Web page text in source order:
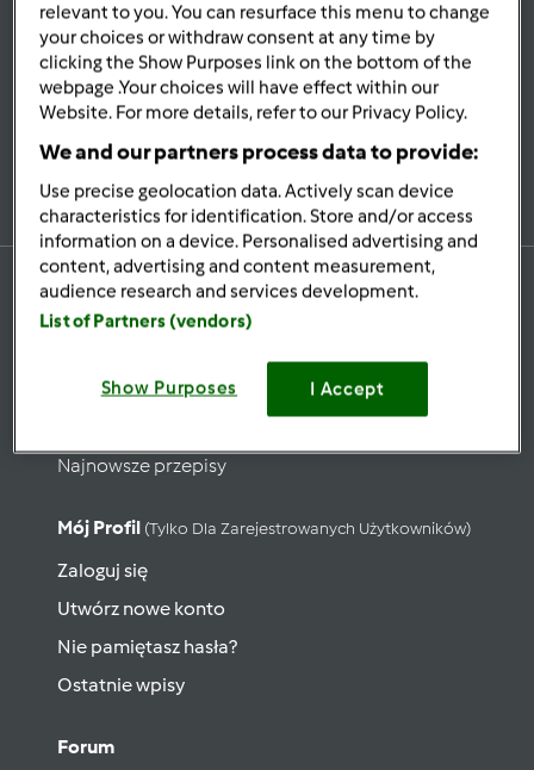
Bądźna bieżąco
Zapisz się do naszego newslettera
Wyszukaj przepisy
Najnowsze przepisy
Mój Profil (tylko Dla Zarejestrowanych Użytkowników)
Zaloguj się
Utwórz nowe konto
Nie pamiętasz hasła?
Ostatnie wpisy
Forum
relevant to you. You can resurface this menu to change
your choices or withdraw consent at any time by
clicking the Show Purposes link on the bottom of the
webpage .Your choices will have effect within our
Website. For more details, refer to our Privacy Policy.
We and our partners process data to provide:
Use precise geolocation data. Actively scan device
characteristics for identification. Store and/or access
information on a device. Personalised advertising and
content, advertising and content measurement,
audience research and services development.
List of Partners (vendors)
Show Purposes I Accept